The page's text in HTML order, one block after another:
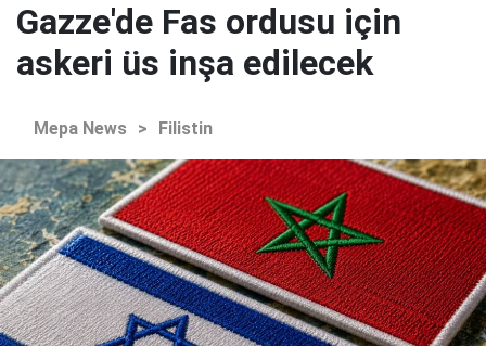
Gazze'de Fas ordusu için
askeri üs inşa edilecek
Mepa News > Filistin